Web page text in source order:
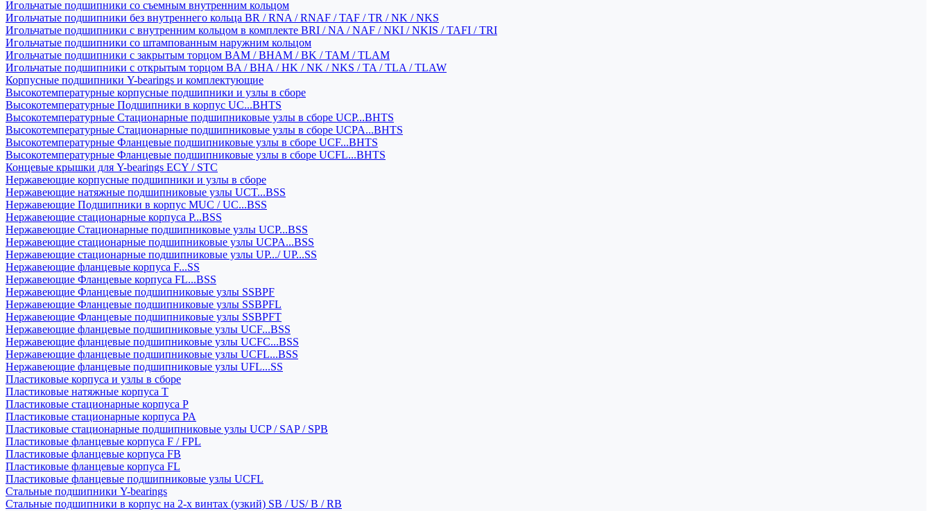
Игольчатые подшипники со съемным внутренним кольцом
Игольчатые подшипники без внутреннего кольца BR / RNA / RNAF / TAF / TR / NK / NKS
Игольчатые подшипники с внутренним кольцом в комплекте BRI / NA / NAF / NKI / NKIS / TAFI / TRI
Игольчатые подшипники со штампованным наружним кольцом
Игольчатые подшипники с закрытым торцом BAM / BHAM / BK / TAM / TLAM
Игольчатые подшипники с открытым торцом BA / BHA / HK / NK / NKS / TA / TLA / TLAW
Корпусные подшипники Y-bearings и комплектующие
Высокотемпературные корпусные подшипники и узлы в сборе
Высокотемпературные Подшипники в корпус UC...BHTS
Высокотемпературные Стационарные подшипниковые узлы в сборе UCP...BHTS
Высокотемпературные Стационарные подшипниковые узлы в сборе UCPA...BHTS
Высокотемпературные Фланцевые подшипниковые узлы в сборе UCF...BHTS
Высокотемпературные Фланцевые подшипниковые узлы в сборе UCFL...BHTS
Концевые крышки для Y-bearings ECY / STC
Нержавеющие корпусные подшипники и узлы в сборе
Нержавеющие натяжные подшипниковые узлы UCT...BSS
Нержавеющие Подшипники в корпус MUC / UC...BSS
Нержавеющие стационарные корпуса P...BSS
Нержавеющие Стационарные подшипниковые узлы UCP...BSS
Нержавеющие стационарные подшипниковые узлы UCPA...BSS
Нержавеющие стационарные подшипниковые узлы UP.../ UP...SS
Нержавеющие фланцевые корпуса F...SS
Нержавеющие Фланцевые корпуса FL...BSS
Нержавеющие Фланцевые подшипниковые узлы SSBPF
Нержавеющие Фланцевые подшипниковые узлы SSBPFL
Нержавеющие Фланцевые подшипниковые узлы SSBPFT
Нержавеющие фланцевые подшипниковые узлы UCF...BSS
Нержавеющие фланцевые подшипниковые узлы UCFC...BSS
Нержавеющие фланцевые подшипниковые узлы UCFL...BSS
Нержавеющие фланцевые подшипниковые узлы UFL...SS
Пластиковые корпуса и узлы в сборе
Пластиковые натяжные корпуса T
Пластиковые стационарные корпуса P
Пластиковые стационарные корпуса PA
Пластиковые стационарные подшипниковые узлы UCP / SAP / SPB
Пластиковые фланцевые корпуса F / FPL
Пластиковые фланцевые корпуса FB
Пластиковые фланцевые корпуса FL
Пластиковые фланцевые подшипниковые узлы UCFL
Стальные подшипники Y-bearings
Стальные подшипники в корпус на 2-х винтах (узкий) SB / US/ B / RB